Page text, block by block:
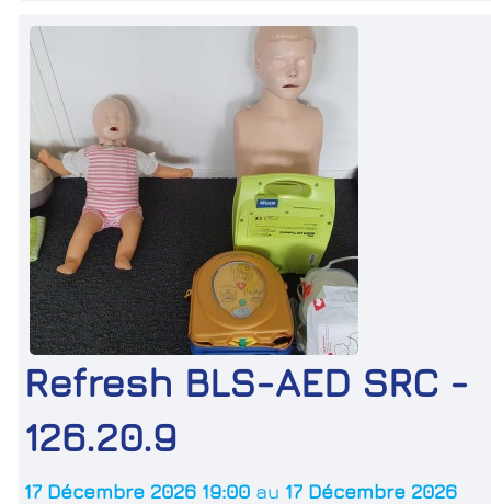
Refresh BLS-AED SRC -
126.20.9
17 Décembre 2026 19:00 au 17 Décembre 2026